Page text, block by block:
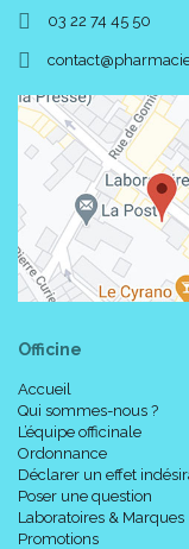
03 22 74 45 50
contact-
@-
Officine
Accueil
Qui sommes-nous ?
L’équipe officinale
Ordonnance
Déclarer un effet
Poser une question
Laboratoires & Marques
Promotions